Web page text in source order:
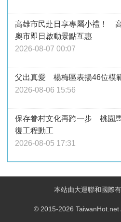
高雄市民赴日享專屬小禮！
奧市即日啟動景點互惠
2026-08-07 00:07
父出真愛 楊梅區表揚46位模
2026-08-06 15:56
保存眷村文化再跨一步 桃園
復工程動工
2026-08-05 17:31
本站由大運聯和國際
© 2015-2026 TaiwanHot.net